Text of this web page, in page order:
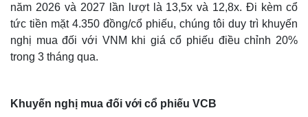
năm 2026 và 2027 lần lượt là 13,5x và 12,8x. Đi kèm cổ
tức tiền mặt 4.350 đồng/cổ phiếu, chúng tôi duy trì khuyến
nghị mua đối với VNM khi giá cổ phiếu điều chỉnh 20%
trong 3 tháng qua.
Khuyến nghị mua đối với cổ phiếu VCB